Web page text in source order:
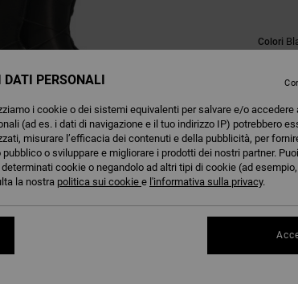
Colori
39
DATI PERSONALI
i cookie o dei sistemi equivalenti per salvare e/o
(ad es. i dati di navigazione e il tuo indirizzo IP) potrebbero
misurare l’efficacia dei contenuti e della pubblicità, per
o sviluppare e migliorare i prodotti dei nostri partner.
cookie o negandolo ad altri tipi di cookie (ad
la nostra politica sui cookie e l'informativa sulla privacy.